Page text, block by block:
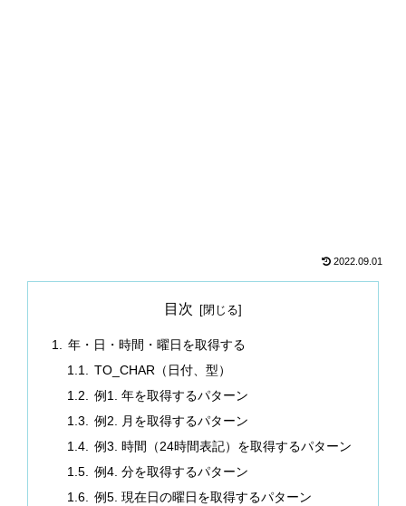
2022.09.01
目次
年・日・時間・曜日を取得する
TO_CHAR（日付、型）
例1. 年を取得するパターン
例2. 月を取得するパターン
例3. 時間（24時間表記）を取得するパターン
例4. 分を取得するパターン
例5. 現在日の曜日を取得するパターン